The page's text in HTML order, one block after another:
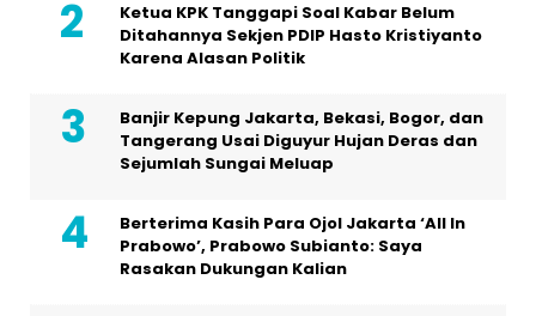
Ketua KPK Tanggapi Soal Kabar Belum
Ditahannya Sekjen PDIP Hasto Kristiyanto
Karena Alasan Politik
Banjir Kepung Jakarta, Bekasi, Bogor, dan
Tangerang Usai Diguyur Hujan Deras dan
Sejumlah Sungai Meluap
Berterima Kasih Para Ojol Jakarta ‘All In
Prabowo’, Prabowo Subianto: Saya
Rasakan Dukungan Kalian